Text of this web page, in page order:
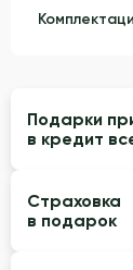
Подарки
в кредит
Страховка
в подарок